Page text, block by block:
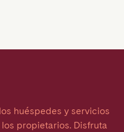
huéspedes y servicios
propietarios. Disfruta